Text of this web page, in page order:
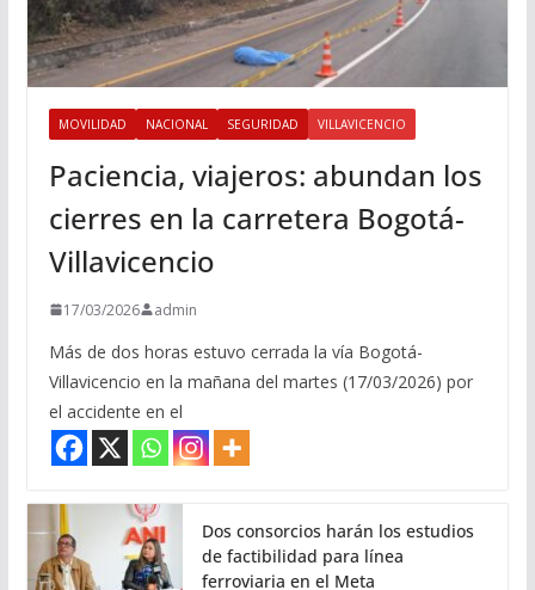
MOVILIDAD NACIONAL SEGURIDAD VILLAVICENCIO
Paciencia, viajeros: abundan los
cierres en la carretera Bogotá-
Villavicencio
17/03/2026 admin
Más de dos horas estuvo cerrada la vía Bogotá-
Villavicencio en la mañana del martes (17/03/2026) por
el accidente en el
Dos consorcios harán los estudios
de factibilidad para línea
ferroviaria en el Meta